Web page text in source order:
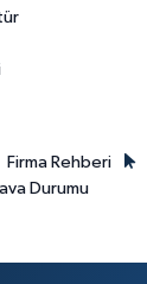
Firma Rehberi
Durumu